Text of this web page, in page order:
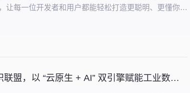
让每一位开发者和用户都能轻松打造更聪明、更懂你的
行云创新正式加入工业知识联盟，以 “云原生 + AI” 双引擎赋能工业数智化转型